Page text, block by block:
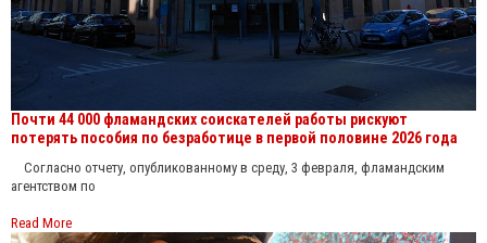
Почти 44 000 фламандских соискателей работы рискуют
потерять пособия по безработице в первой половине 2026 года
Согласно отчету, опубликованному в среду, 3 февраля, фламандским
агентством по
Read More